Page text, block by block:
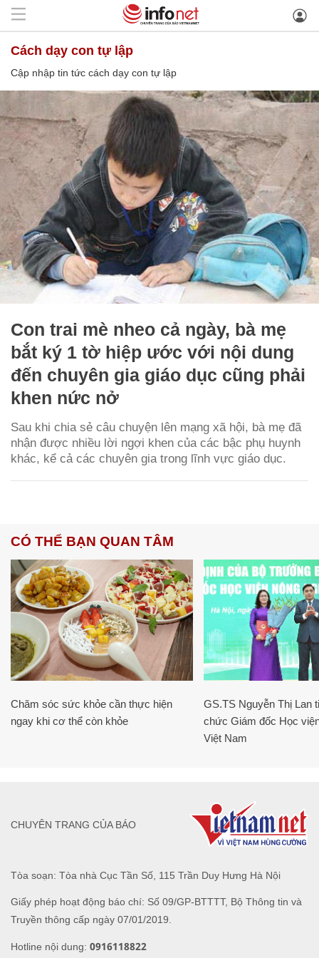
cách dạy con tự lập
Cập nhập tin tức cách dạy con tự lập
Con trai mè nheo cả ngày, bà mẹ
bắt ký 1 tờ hiệp ước với nội dung
đến chuyên gia giáo dục cũng phải
khen nức nở
Sau khi chia sẻ câu chuyện lên mạng xã hội, bà mẹ đã
nhận được nhiều lời ngợi khen của các bậc phụ huynh
khác, kể cả các chuyên gia trong lĩnh vực giáo dục.
CÓ THỂ BẠN QUAN TÂM
Chăm sóc sức khỏe cần thực hiện
ngay khi cơ thể còn khỏe
GS.TS Nguyễn Thị Lan
chức Giám đốc Học
Việt Nam
Tòa soạn: Tòa nhà Cục Tần Số, 115 Trần Duy Hưng Hà Nội
Giấy phép hoạt động báo chí: Số 09/GP-BTTTT, Bộ Thông tin và
Truyền thông cấp ngày 07/01/2019.
Hotline nội dung: 0916118822
CHUYÊN TRANG CỦA BÁO